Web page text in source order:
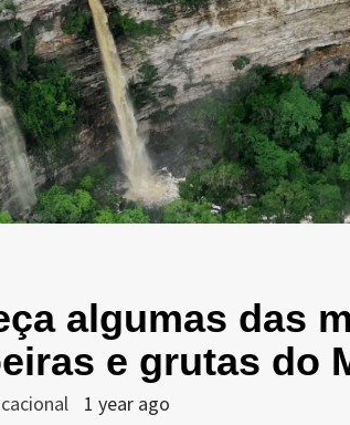
algumas das
e grutas do
1 year ago